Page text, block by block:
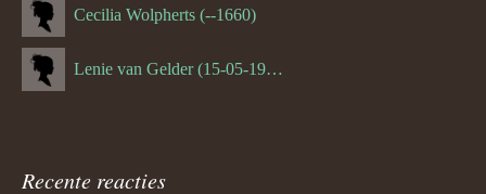
Cecilia Wolpherts (--1660)
Lenie van Gelder (15-05-1970)
Recente reacties